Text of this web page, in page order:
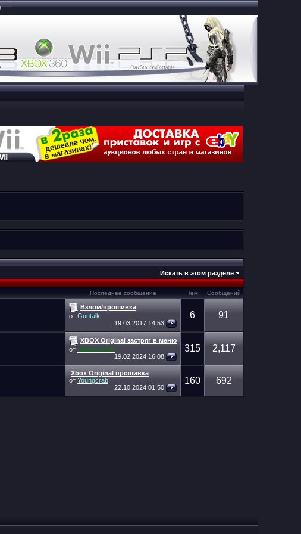
Искать в этом разделе
Последнее сообщение Тем Сообщений
Взлом/прошивка
от Guntalk
19.03.2017 14:53
6 91
XBOX Original застряг в меню
от HaseoArmah
19.02.2024 16:08
315 2,117
Xbox Original прошивка
от Youngcrab
22.10.2024 01:50
160 692